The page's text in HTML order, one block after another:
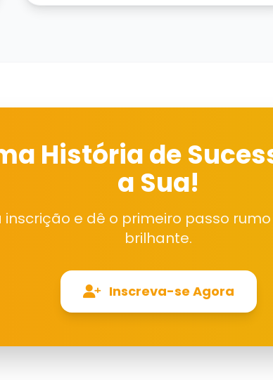
História de
a Sua!
inscrição e dê o primeiro passo
brilhante.
Inscreva-se Agora